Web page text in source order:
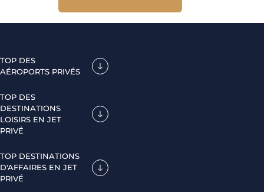
TOP DES
AÉROPORTS PRIVÉS
TOP DES
DESTINATIONS
LOISIRS EN JET
PRIVÉ
TOP DESTINATIONS
D'AFFAIRES EN JET
PRIVÉ